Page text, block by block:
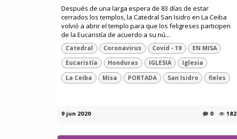
Después de una larga espera de 83 días de estar
cerrados los templos, la Catedral San Isidro en La Ceiba
volvió a abrir el templo para que los feligreses participen
de la Eucaristía de acuerdo a su nú...
Catedral Coronavirus Covid - 19
EN MISA
Eucaristía
Honduras IGLESIA
Iglesia
La Ceiba
Misa PORTADA San Isidro fieles
9 jun 2020 0 182